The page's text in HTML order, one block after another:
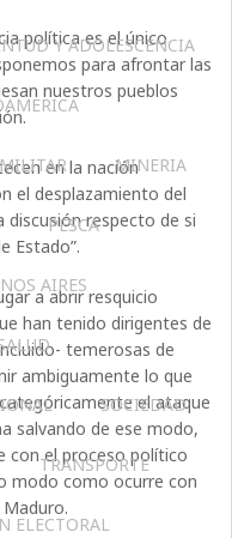
Y ADOLESCENCIA
MILITAR MINERIA
PESCA
AIRES
SOCIEDAD
TRANSPORTE
ELECTORAL
política es el único
para afrontar las
nuestros pueblos
en la nación
el desplazamiento del
discusión respecto de si
Estado”.
a abrir resquicio
han tenido dirigentes de
temerosas de
ambiguamente lo que
el ataque
salvando de ese modo,
con el proceso político
modo como ocurre con